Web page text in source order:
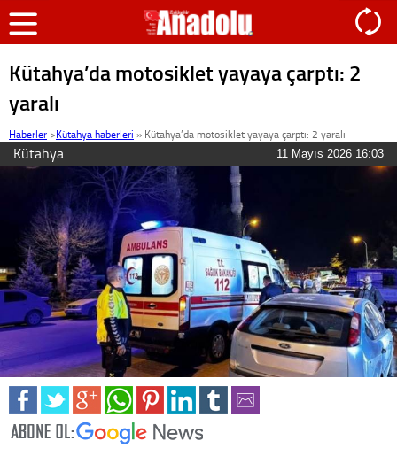
Kütahya’da motosiklet yayaya çarptı: 2
yaralı
Haberler >Kütahya haberleri » Kütahya’da motosiklet yayaya çarptı: 2 yaralı
Kütahya 11 Mayıs 2026 16:03